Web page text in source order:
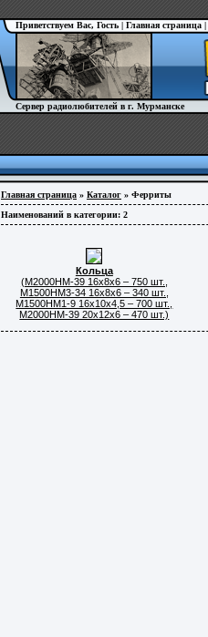
Приветствуем Вас, Гость | Главная страница |
Сервер радиолюбителей в г. Мурманске
Главная страница » Каталог » Ферриты
Наименований в категории: 2
Кольца
(М2000НМ-39 16х8х6 – 750 шт.,
М1500НМ3-34 16х8х6 – 340 шт.,
М1500НМ1-9 16х10х4,5 – 700 шт.,
М2000НМ-39 20х12х6 – 470 шт.)